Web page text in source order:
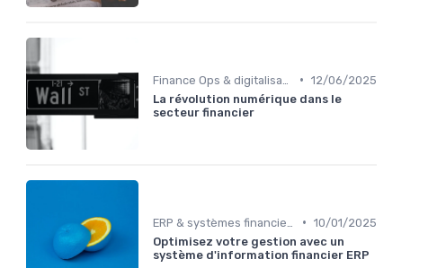
• 12/06/2025
La révolution numérique dans le
secteur financier
• 10/01/2025
Optimisez votre gestion avec un
système d'information financier ERP